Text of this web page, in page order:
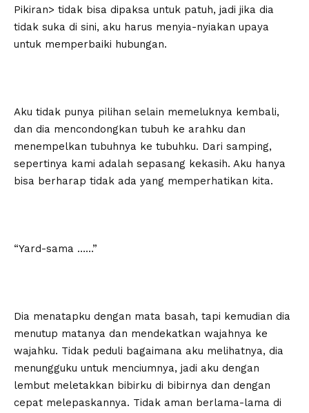
Pikiran> tidak bisa dipaksa untuk patuh, jadi jika dia
tidak suka di sini, aku harus menyia-nyiakan upaya
untuk memperbaiki hubungan.
Aku tidak punya pilihan selain memeluknya kembali,
dan dia mencondongkan tubuh ke arahku dan
menempelkan tubuhnya ke tubuhku. Dari samping,
sepertinya kami adalah sepasang kekasih. Aku hanya
bisa berharap tidak ada yang memperhatikan kita.
“Yard-sama ……”
Dia menatapku dengan mata basah, tapi kemudian dia
menutup matanya dan mendekatkan wajahnya ke
wajahku. Tidak peduli bagaimana aku melihatnya, dia
menungguku untuk menciumnya, jadi aku dengan
lembut meletakkan bibirku di bibirnya dan dengan
cepat melepaskannya. Tidak aman berlama-lama di